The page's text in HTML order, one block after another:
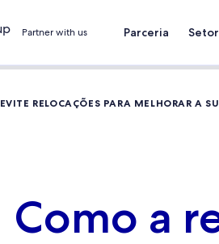
Partner with us Parceria
EVITE RELOCAÇÕES PARA MELHORAR A
Como a